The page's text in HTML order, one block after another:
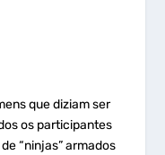
que diziam ser
os participantes
“ninjas” armados